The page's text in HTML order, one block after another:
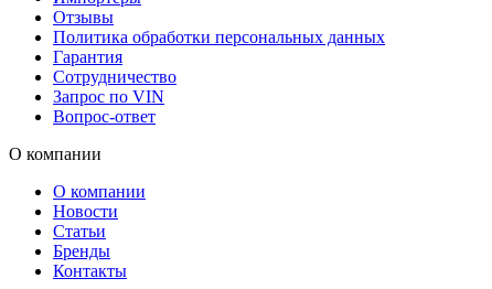
Отзывы
Политика обработки персональных данных
Гарантия
Сотрудничество
Запрос по VIN
Вопрос-ответ
О компании
О компании
Новости
Статьи
Бренды
Контакты